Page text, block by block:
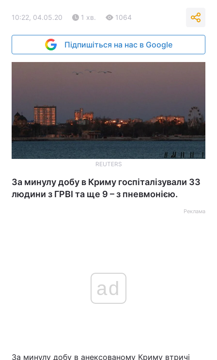
10:22, 04.05.20 1 хв. 1064
Підпишіться на нас в Google
REUTERS
За минулу добу в Криму госпіталізували 33
людини з ГРВІ та ще 9 – з пневмонією.
Реклама
ad
За минулу добу в анексованому Криму втричі